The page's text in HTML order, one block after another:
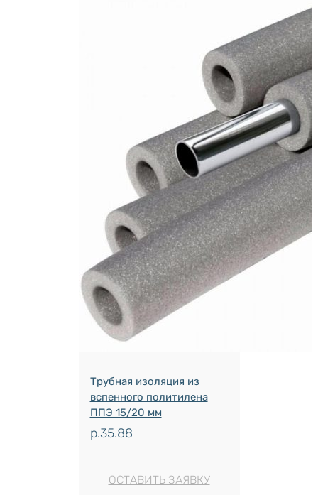
Трубная изоляция из
вспенного политилена
ППЭ 15/20 мм
р.35.88
ОСТАВИТЬ ЗАЯВКУ